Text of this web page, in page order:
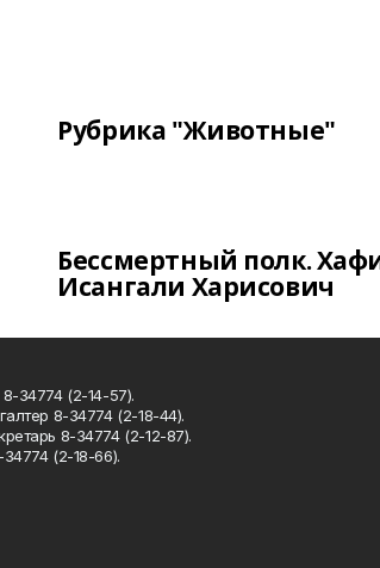
Рубрика "Животные"
Бессмертный полк.
Исангали Харисович
34774 (2-14-57).
8-34774 (2-18-44).
8-34774 (2-12-87).
(2-18-66).